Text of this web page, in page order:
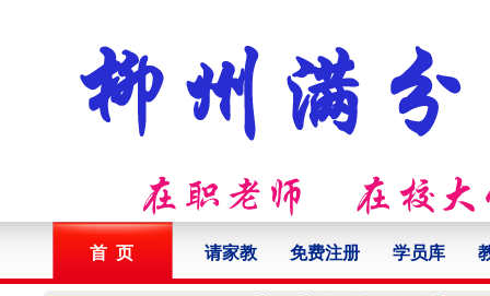
首 页 请家教 免费注册 学员库